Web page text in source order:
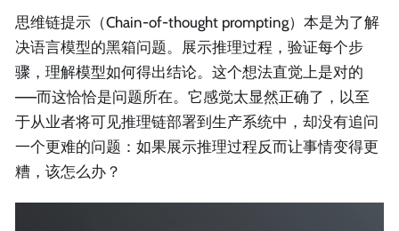
思维链提示（Chain-of-thought prompting）本是为了解
决语言模型的黑箱问题。展示推理过程，验证每个步
骤，理解模型如何得出结论。这个想法直觉上是对的
——而这恰恰是问题所在。它感觉太显然正确了，以至
于从业者将可见推理链部署到生产系统中，却没有追问
一个更难的问题：如果展示推理过程反而让事情变得更
糟，该怎么办？